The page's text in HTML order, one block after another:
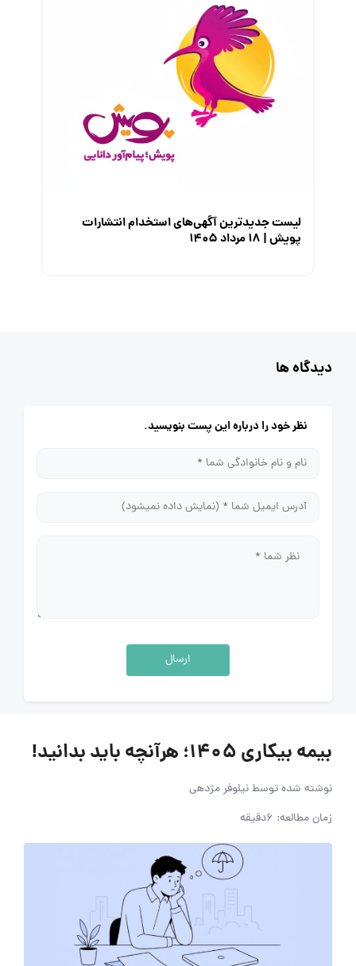
لیست جدیدترین آگهی‌های استخدام انتشارات
پویش | ۱۸ مرداد ۱۴۰۵
دیدگاه ها
نظر خود را درباره این پست بنویسید.
ارسال
بیمه بیکاری ۱۴۰۵؛ هرآنچه باید بدانید!
نوشته شده توسطنیلوفر مژدهی
زمان مطالعه: 6دقیقه